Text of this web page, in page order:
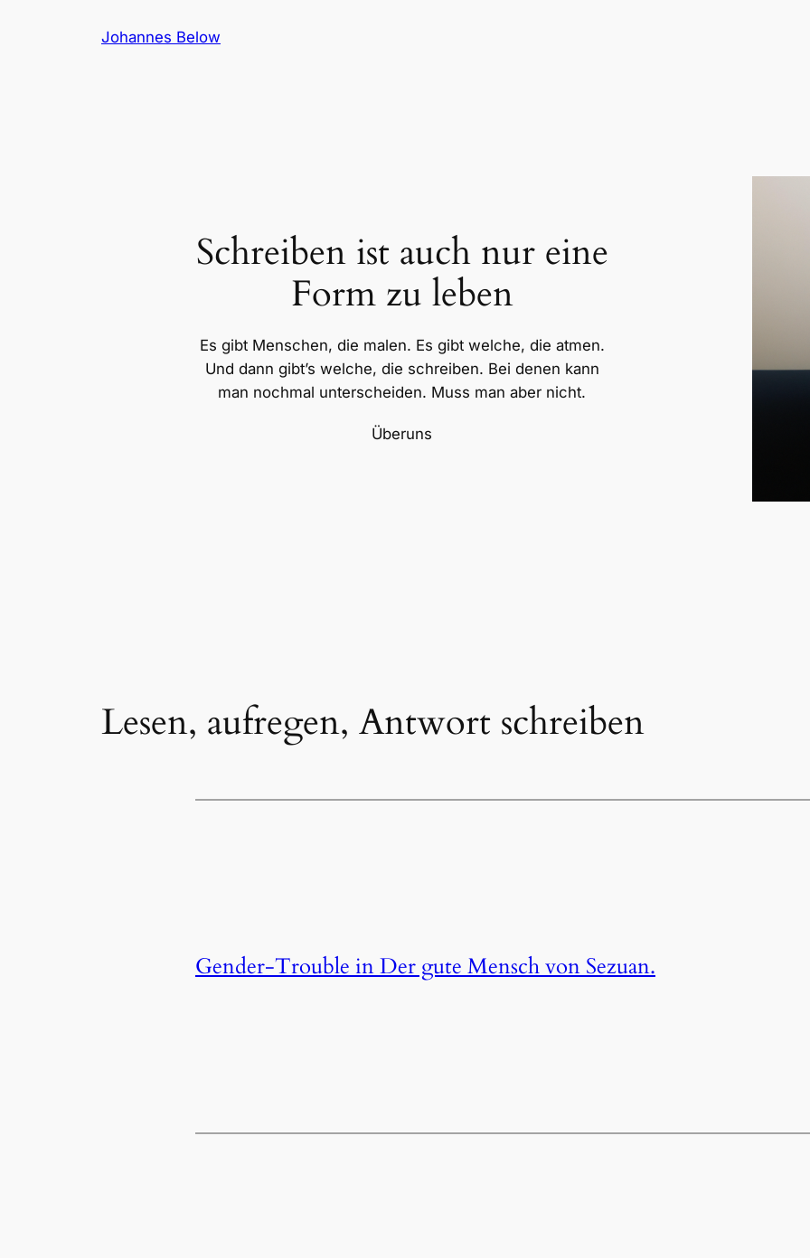
Johannes Below
Schreiben ist auch nur eine
Form zu leben
Es gibt Menschen, die malen. Es gibt welche, die atmen.
Und dann gibt’s welche, die schreiben. Bei denen kann
man nochmal unterscheiden. Muss man aber nicht.
Überuns
Lesen, aufregen, Antwort schreiben
Gender-Trouble in Der gute Mensch von Sezuan.